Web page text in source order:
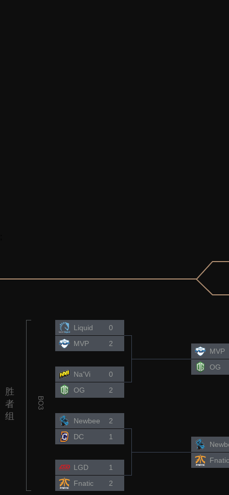
胜
者
组
BO3
Liquid
0
MVP
2
Na'Vi
0
OG
2
Newbee
2
DC
1
LGD
1
Fnatic
2
MVP
OG
Fnatic